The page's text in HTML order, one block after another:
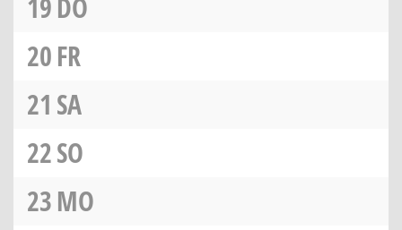
19DO
20FR
21 SA
22SO
23MO